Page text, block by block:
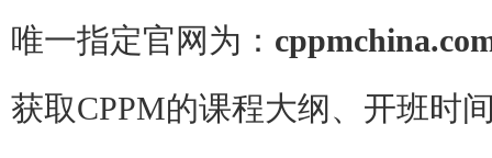
唯一指定官网为：
获取CPPM的课程大纲、开班时